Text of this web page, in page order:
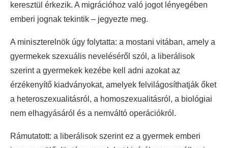
keresztül érkezik. A migrációhoz való jogot lényegében
emberi jognak tekintik – jegyezte meg.
A miniszterelnök úgy folytatta: a mostani vitában, amely a
gyermekek szexuális neveléséről szól, a liberálisok
szerint a gyermekek kezébe kell adni azokat az
érzékenyítő kiadványokat, amelyek felvilágosíthatják őket
a heteroszexualitásról, a homoszexualitásról, a biológiai
nem elhagyásáról és a nemváltó operációkról.
Rámutatott: a liberálisok szerint ez a gyermek emberi